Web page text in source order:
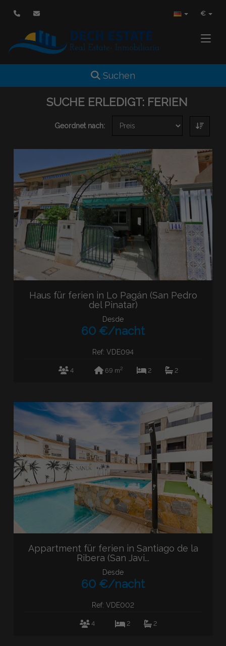
€
Toggle navigation
Suchen
SUCHE ERLEDIGT:FERIEN
Geordnet nach:
Haus für ferien in Lo Pagán (San Pedro
del Pinatar)
Desde
60 €/nacht
Ref: VDE094
4 69 m2 2 2
Appartment für ferien in Santiago de la
Ribera (San Javi...
Desde
60 €/nacht
Ref: VDE002
4 2 2